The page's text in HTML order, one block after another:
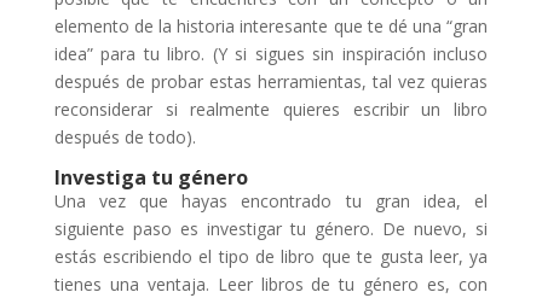
elemento de la historia interesante que te dé una “gran
idea” para tu libro. (Y si sigues sin inspiración incluso
después de probar estas herramientas, tal vez quieras
reconsiderar si realmente quieres escribir un libro
después de todo).
Investiga tu género
Una vez que hayas encontrado tu gran idea, el
siguiente paso es investigar tu género. De nuevo, si
estás escribiendo el tipo de libro que te gusta leer, ya
tienes una ventaja. Leer libros de tu género es, con